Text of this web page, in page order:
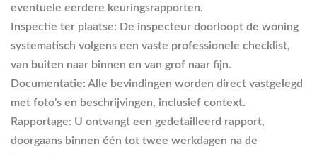
eventuele eerdere keuringsrapporten.
Inspectie ter plaatse: De inspecteur doorloopt de woning
systematisch volgens een vaste professionele checklist,
van buiten naar binnen en van grof naar fijn.
Documentatie: Alle bevindingen worden direct vastgelegd
met foto’s en beschrijvingen, inclusief context.
Rapportage: U ontvangt een gedetailleerd rapport,
doorgaans binnen één tot twee werkdagen na de